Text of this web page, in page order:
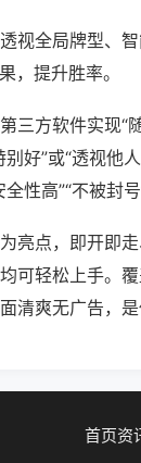
视全局牌型、
，提升胜率。
三方软件实现“
好”或“透视他
性高”“不被封号
亮点，即开即
可轻松上手。
清爽无广告，是
首页资